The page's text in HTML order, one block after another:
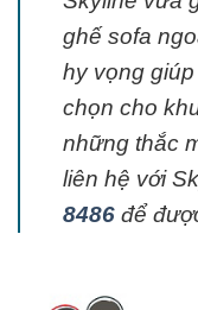
ghế sofa
hy vọng
chọn cho
những thắc
liên hệ với
8486 để